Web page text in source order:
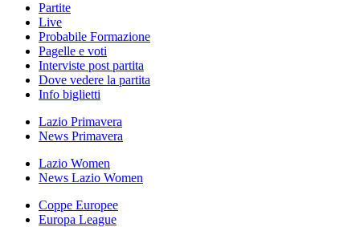
Partite
Live
Probabile Formazione
Pagelle e voti
Interviste post partita
Dove vedere la partita
Info biglietti
Lazio Primavera
News Primavera
Lazio Women
News Lazio Women
Coppe Europee
Europa League